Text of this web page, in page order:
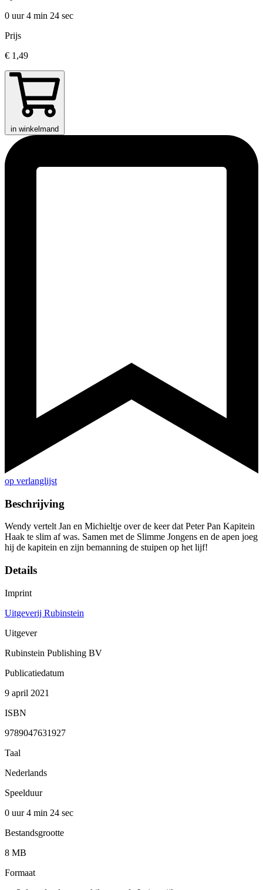
0 uur 4 min 24 sec
Prijs
€ 1,49
in winkelmand
op verlanglijst
Beschrijving
Wendy vertelt Jan en Michieltje over de keer dat Peter Pan Kapitein
Haak te slim af was. Samen met de Slimme Jongens en de apen joeg
hij de kapitein en zijn bemanning de stuipen op het lijf!
Details
Imprint
Uitgeverij Rubinstein
Uitgever
Rubinstein Publishing BV
Publicatiedatum
9 april 2021
ISBN
9789047631927
Taal
Nederlands
Speelduur
0 uur 4 min 24 sec
Bestandsgrootte
8 MB
Formaat